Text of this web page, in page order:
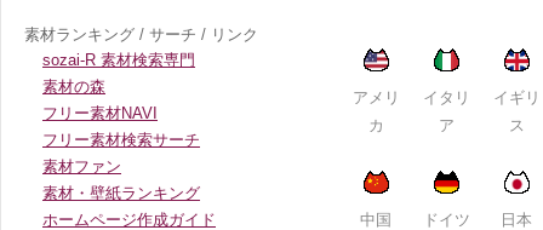
アメリ
カ
イタリ
ア
イギリ
ス
中国 ドイツ 日本
素材ランキング / サーチ / リンク
sozai-R 素材検索専門
素材の森
フリー素材NAVI
フリー素材検索サーチ
素材ファン
素材・壁紙ランキング
ホームページ作成ガイド